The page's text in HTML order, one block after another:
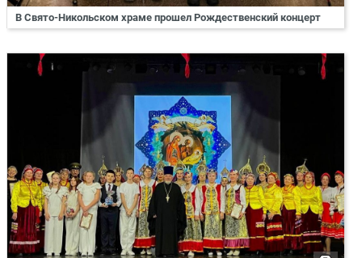
В Свято-Никольском храме прошел Рождественский концерт